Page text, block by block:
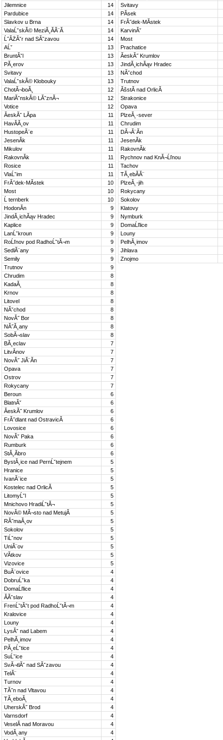
Jilemnice
14
Pardubice
14
Slavkov u Brna
14
ValaĹˇskĂ© MeziĂ¸Ă­Ă¨Ă­
14
Ĺ˝ĂŻĂˇr nad SĂˇzavou
14
AĹˇ
13
BruntĂˇl
13
PĂ¸erov
13
Svitavy
13
ValaĹˇskĂ© Klobouky
13
ChotĂ¬boĂ¸
12
MariĂˇnskĂ© LĂˇznĂ¬
12
Votice
12
ĂeskĂˇ LĂ­pa
11
HavĂ­Ă¸ov
11
HustopeĂ¨e
11
JesenĂ­k
11
Mikulov
11
RakovnĂ­k
11
Rosice
11
VlaĹˇim
11
FrĂ˝dek-MĂ­stek
10
Most
10
Ĺ ternberk
10
HodonĂ­n
9
JindĂ¸ichĂąv Hradec
9
Kaplice
9
LanĹˇkroun
9
RoĹľnov pod RadhoĹˇtĂ¬m
9
SedlĂ¨any
9
Semily
9
Trutnov
9
Chrudim
8
KadaĂ˛
8
Krnov
8
Litovel
8
NĂˇchod
8
NovĂ˝ Bor
8
NĂ˝Ă¸any
8
SobĂ¬slav
8
BĂ¸eclav
7
LitvĂ­nov
7
NovĂ˝ JiĂ¨Ă­n
7
Opava
7
Ostrov
7
Rokycany
7
Beroun
6
BlatnĂˇ
6
ĂeskĂ˝ Krumlov
6
FrĂ˝dlant nad OstravicĂ­
6
Lovosice
6
NovĂˇ Paka
6
Rumburk
6
StĂ¸Ă­bro
6
BystĂ¸ice nad PernĹˇtejnem
5
Hranice
5
IvanĂ¨ice
5
Kostelec nad OrlicĂ­
5
LitomyĹˇl
5
Mnichovo HradiĹˇtĂ¬
5
NovĂ© MĂ¬sto nad MetujĂ­
5
RĂ˝maĂ¸ov
5
Sokolov
5
TiĹˇnov
5
UniĂ¨ov
5
VĂ­tkov
5
Vizovice
5
BuĂ¨ovice
4
DobruĹˇka
4
DomaĹľlice
4
ĂĂˇslav
4
FrenĹˇtĂˇt pod RadhoĹˇtĂ¬m
4
Kralovice
4
Louny
4
LysĂˇ nad Labem
4
PelhĂ¸imov
4
PĂ¸eĹˇtice
4
SuĹˇice
4
SvĂ¬tlĂˇ nad SĂˇzavou
4
TelĂ¨
4
Turnov
4
TĂ˝n nad Vltavou
4
TĂ¸eboĂ˛
4
UherskĂ˝ Brod
4
Varnsdorf
4
VeselĂ­ nad Moravou
4
VodĂ˛any
4
Svitavy
PĂ­sek
FrĂ˝dek-MĂ­stek
KarvinĂˇ
Most
Prachatice
ĂeskĂ˝ Krumlov
JindĂ¸ichĂąv Hradec
NĂˇchod
Trutnov
ĂšstĂ­ nad OrlicĂ­
Strakonice
Opava
PlzeĂ˛-sever
Chrudim
DĂ¬Ă¨Ă­n
JesenĂ­k
RakovnĂ­k
Rychnov nad KnĂ¬Ĺľnou
Tachov
TĂ¸ebĂ­Ă¨
PlzeĂ˛-jih
Rokycany
Sokolov
Klatovy
Nymburk
DomaĹľlice
Louny
PelhĂ¸imov
Jihlava
Znojmo